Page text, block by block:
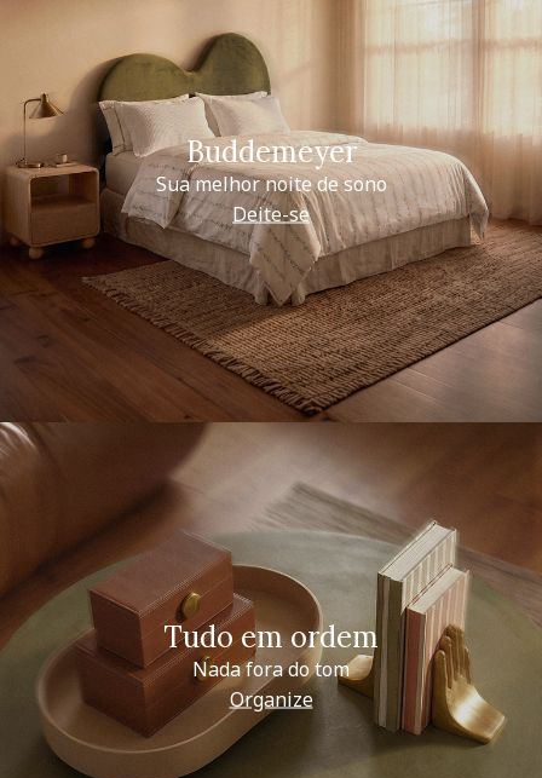
Buddemeyer
Sua melhor noite de sono
Deite-se
Tudo em ordem
Nada fora do tom
Organize